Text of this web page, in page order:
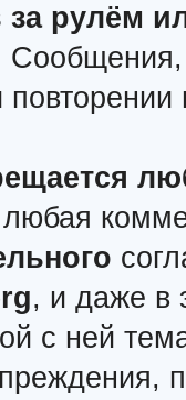
за рулём
Сообщения,
любая
, и даже в
с ней